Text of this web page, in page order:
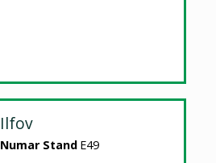
Ilfov
Numar Stand E49